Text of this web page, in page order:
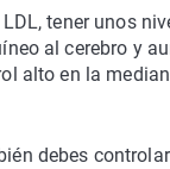
tener unos
al cerebro y
alto en la
debes